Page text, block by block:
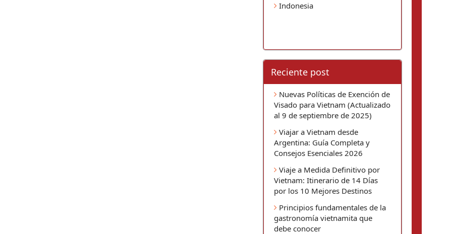
Indonesia
Reciente post
Nuevas Políticas de Exención de
Visado para Vietnam (Actualizado
al 9 de septiembre de 2025)
Viajar a Vietnam desde
Argentina: Guía Completa y
Consejos Esenciales 2026
Viaje a Medida Definitivo por
Vietnam: Itinerario de 14 Días
por los 10 Mejores Destinos
Principios fundamentales de la
gastronomía vietnamita que
debe conocer